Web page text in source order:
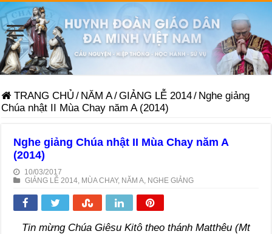
TRANG CHỦ / NĂM A/GIẢNG LỄ 2014/ Nghe giảng
Chúa nhật II Mùa Chay năm A (2014)
Nghe giảng Chúa nhật II Mùa Chay năm A
(2014)
10/03/2017
GIẢNG LỄ 2014 MÙA CHAY, NĂM A NGHE GIẢNG
Tin mừng Chúa Giêsu Kitô theo thánh Matthêu (Mt